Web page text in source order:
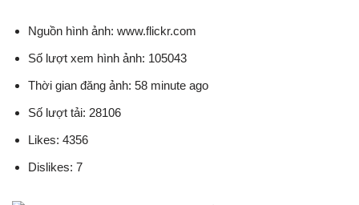
Nguồn hình ảnh: www.flickr.com
Số lượt xem hình ảnh: 105043
Thời gian đăng ảnh: 58 minute ago
Số lượt tải: 28106
Likes: 4356
Dislikes: 7